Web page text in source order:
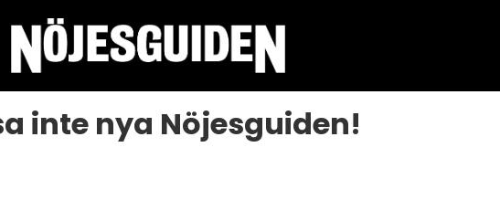
inte nya Nöjesguiden!